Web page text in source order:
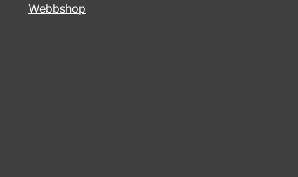
Webbshop